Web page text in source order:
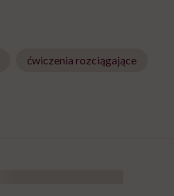
ćwiczenia rozciągające